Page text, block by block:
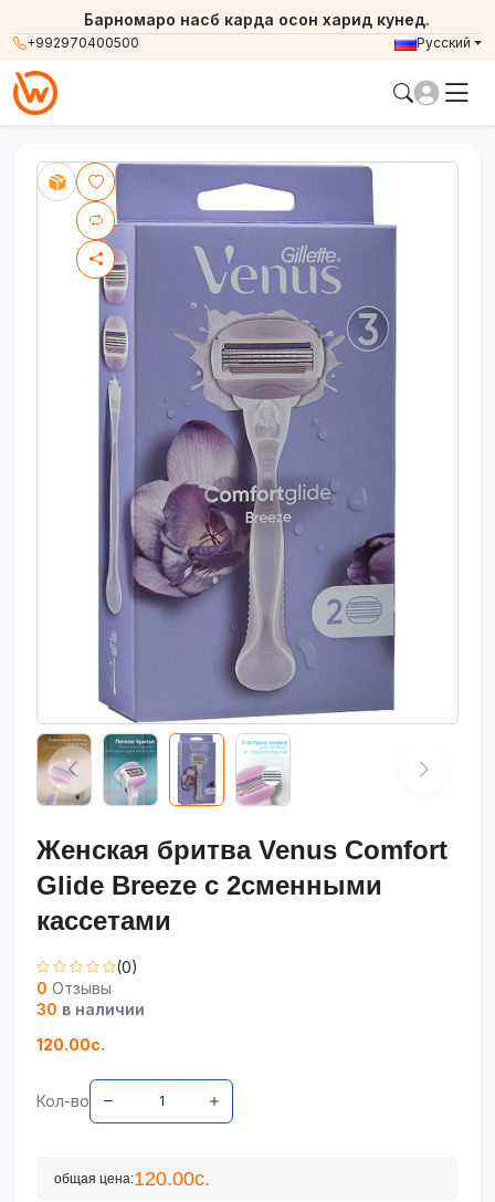
+992970400500
Барномаро насб карда осон харид кунед.
Русский
Женская бритва Venus Comfort
Glide Breeze с 2сменными
кассетами
(0)
0 Отзывы
30 в наличии
120.00с.
Кол-во
общая цена:120.00с.